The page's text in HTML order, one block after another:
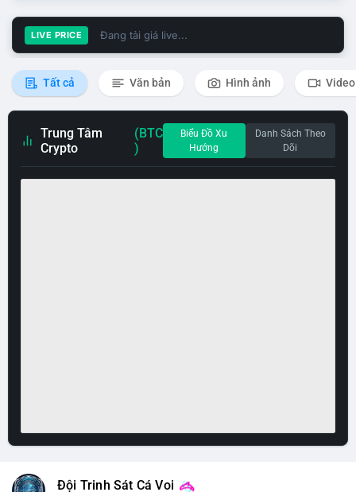
LIVE PRICE Đang tải giá live...
Tất cả Văn bản Hình ảnh Video
Trung Tâm
Crypto
(BTC
)
Biểu Đồ Xu
Hướng
Danh Sách Theo
Dõi
Đội Trinh Sát Cá Voi